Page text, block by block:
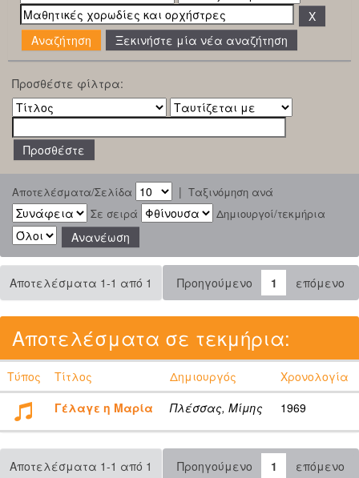
Ξεκινήστε μία νέα αναζήτηση
Προσθέστε φίλτρα:
Αποτελέσματα/Σελίδα | Ταξινόμηση ανά
Σε σειρά
Δημιουργοί/τεκμήρια
Αποτελέσματα 1-1 από 1 Προηγούμενο 1 επόμενο
Αποτελέσματα σε τεκμήρια:
Τύπος Τίτλος Δημιουργός
Χρονολογία
Γέλαγε η Μαρία
Πλέσσας, Μίμης 1969
Αποτελέσματα 1-1 από 1 Προηγούμενο 1 επόμενο